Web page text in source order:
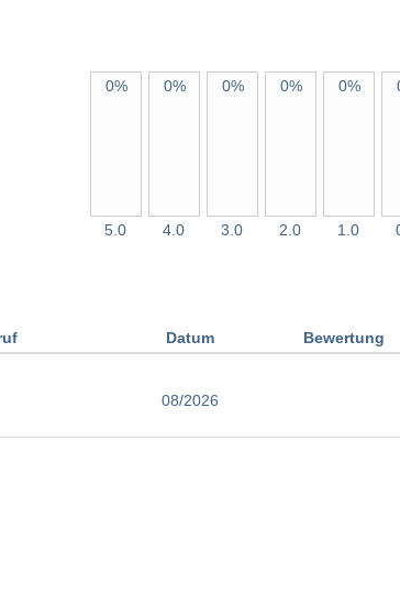
0%
5.0
0%
4.0
0%
3.0
0%
2.0
0%
1.0
Datum Bewertung
08/2026